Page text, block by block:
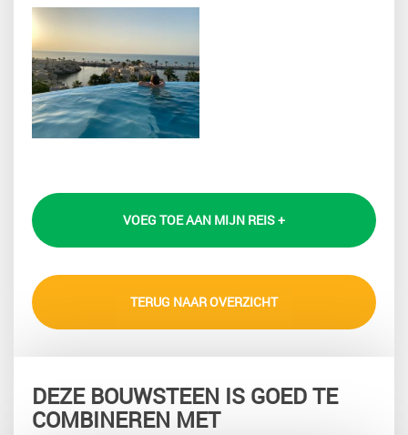
VOEG TOE AAN MIJN REIS +
TERUG NAAR OVERZICHT
DEZE BOUWSTEEN IS GOED TE
COMBINEREN MET